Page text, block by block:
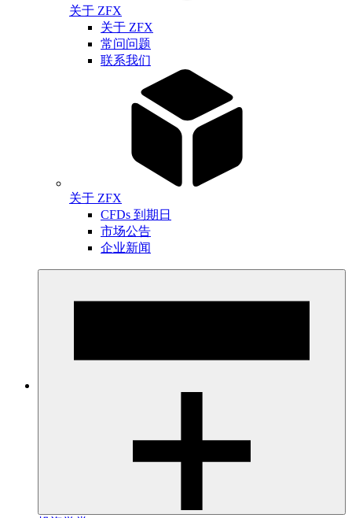
关于 ZFX
关于 ZFX
常问问题
联系我们
关于 ZFX
CFDs 到期日
市场公告
企业新闻